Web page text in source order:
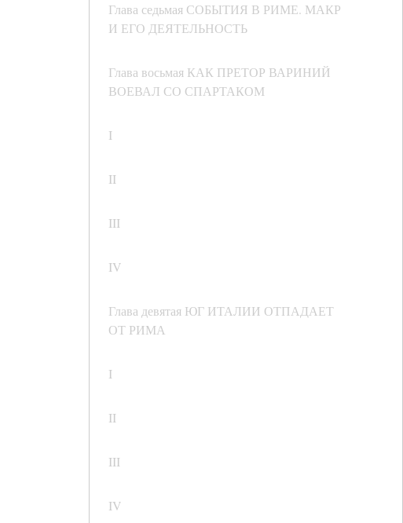
Глава седьмая СОБЫТИЯ В РИМЕ. МАКР
И ЕГО ДЕЯТЕЛЬНОСТЬ
Глава восьмая КАК ПРЕТОР ВАРИНИЙ
ВОЕВАЛ СО СПАРТАКОМ
I
II
III
IV
Глава девятая ЮГ ИТАЛИИ ОТПАДАЕТ
ОТ РИМА
I
II
III
IV